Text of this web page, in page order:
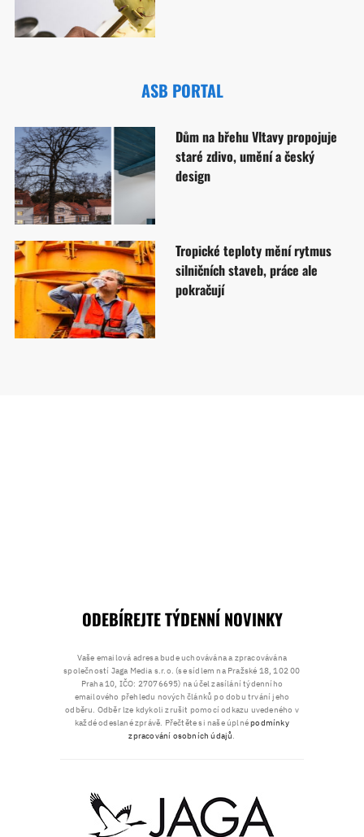
ASB PORTAL
Dům na břehu Vltavy propojuje
staré zdivo, umění a český
design
Tropické teploty mění rytmus
silničních staveb, práce ale
pokračují
ODEBÍREJTE TÝDENNÍ NOVINKY
Vaše emailová adresa bude uchovávána a zpracovávána
společností Jaga Media s.r.o. (se sídlem na Pražské 18, 102 00
Praha 10, IČO: 27076695) na účel zasílání týdenního
emailového přehledu nových článků po dobu trvání jeho
odběru. Odběr lze kdykoli zrušit pomocí odkazu uvedeného v
každé odeslané zprávě. Přečtěte si naše úplnépodmínky
zpracování osobních údajů.